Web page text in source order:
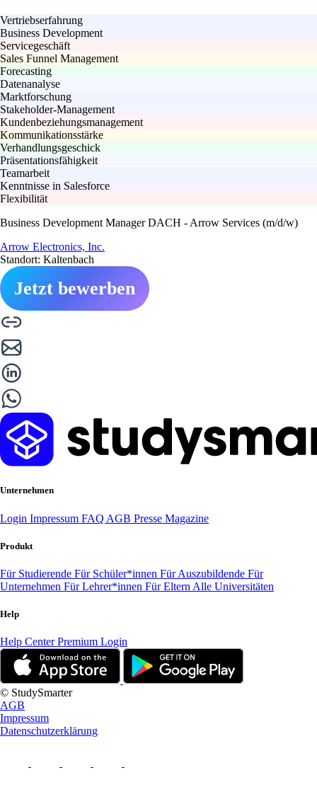
Vertriebserfahrung
Business Development
Servicegeschäft
Sales Funnel Management
Forecasting
Datenanalyse
Marktforschung
Stakeholder-Management
Kundenbeziehungsmanagement
Kommunikationsstärke
Verhandlungsgeschick
Präsentationsfähigkeit
Teamarbeit
Kenntnisse in Salesforce
Flexibilität
Business Development Manager DACH - Arrow Services (m/d/w)
Arrow Electronics, Inc.
Standort: Kaltenbach
Jetzt bewerben
Unternehmen
Login Impressum FAQ AGB Presse Magazine
Produkt
Für Studierende Für Schüler*innen Für Auszubildende Für
Unternehmen Für Lehrer*innen Für Eltern Alle Universitäten
Help
Help CenterPremium Login
© StudySmarter
AGB
Impressum
Datenschutzerklärung